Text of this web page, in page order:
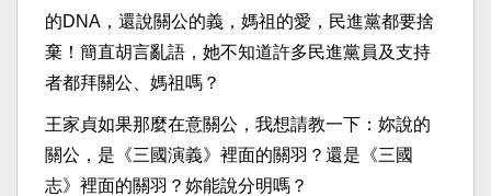
的DNA，還說關公的義，媽祖的愛，民進黨都要捨
棄！簡直胡言亂語，她不知道許多民進黨員及支持
者都拜關公、媽祖嗎？
王家貞如果那麼在意關公，我想請教一下：妳說的
關公，是《三國演義》裡面的關羽？還是《三國
志》裡面的關羽？妳能說分明嗎？